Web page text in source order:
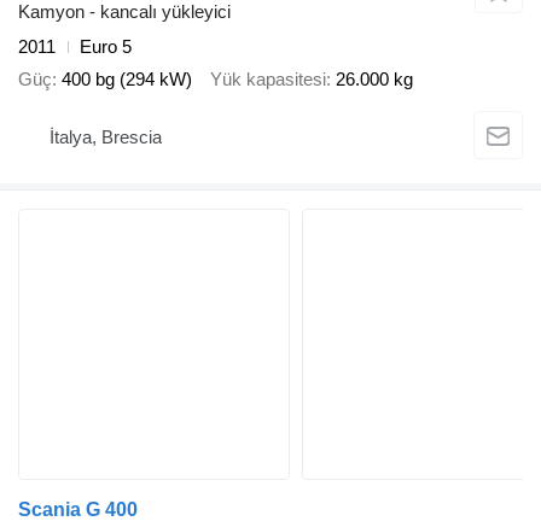
Kamyon - kancalı yükleyici
2011
Euro 5
Güç 400 bg (294 kW) Yük kapasitesi 26.000 kg
İtalya, Brescia
Scania G 400